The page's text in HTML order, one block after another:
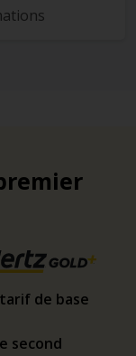
de base
second